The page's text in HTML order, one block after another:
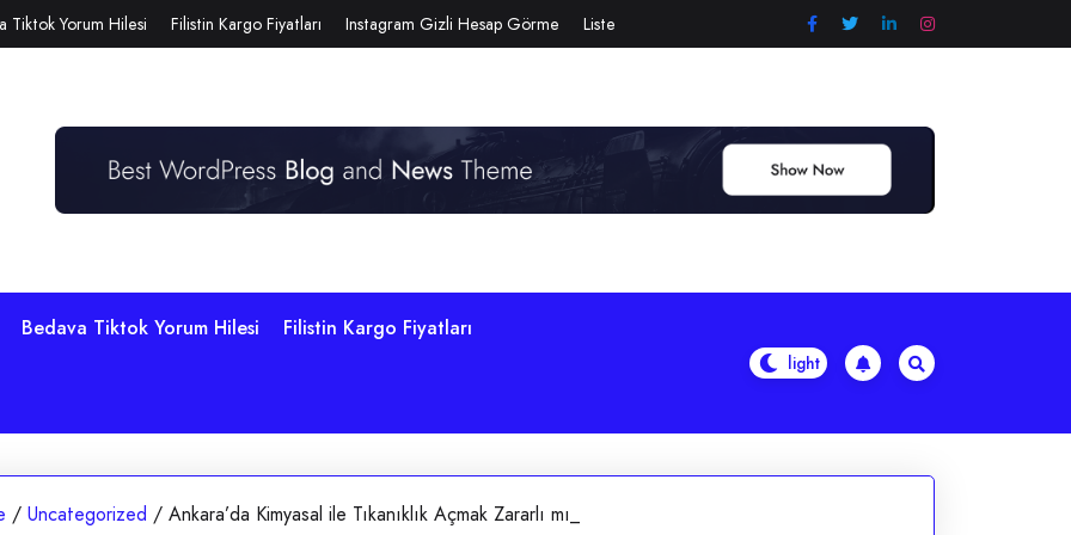
Tiktok Yorum Hilesi Filistin Kargo Fiyatları Instagram Gizli Hesap Görme Liste
Bedava Tiktok Yorum Hilesi Filistin Kargo Fiyatları
/ Uncategorized / Ankara’da Kimyasal ile Tıkanıklık Açmak Zararlı mı_